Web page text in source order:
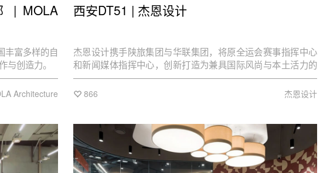
| MOLA
丰富多样的自
与创造力。
Architecture
西安DT51 | 杰恩设计
杰恩设计携手陕旅集团与华联集团，将原全运会赛事指挥中心
和新闻媒体指挥中心，创新打造为兼具国际风尚与本土活力的
“文旅体商融合”标杆——西安DT51。
866 杰恩设计